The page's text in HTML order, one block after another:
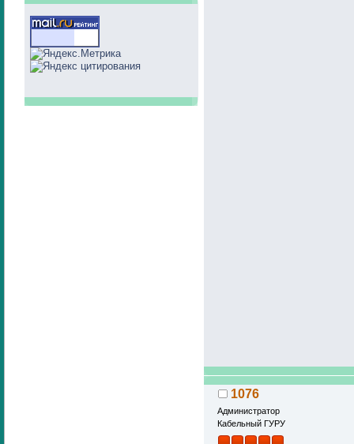
1076
Администратор
Кабельный ГУРУ